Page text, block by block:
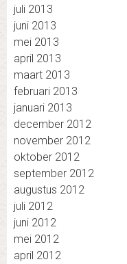
juli 2013
juni 2013
mei 2013
april 2013
maart 2013
februari 2013
januari 2013
december 2012
november 2012
oktober 2012
september 2012
augustus 2012
juli 2012
juni 2012
mei 2012
april 2012